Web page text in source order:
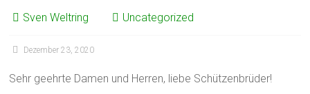
Sven Weltring Uncategorized
Dezember 23, 2020
Sehr geehrte Damen und Herren, liebe Schützenbrüder!